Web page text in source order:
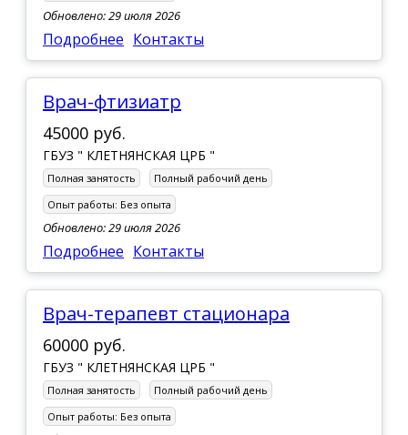
Обновлено: 29 июля 2026
Подробнее Контакты
врач-фтизиатр
45000 руб.
ГБУЗ " КЛЕТНЯНСКАЯ ЦРБ "
Полная занятость
Полный рабочий день
Опыт работы: Без опыта
Обновлено: 29 июля 2026
Подробнее Контакты
Врач-терапевт стационара
60000 руб.
ГБУЗ " КЛЕТНЯНСКАЯ ЦРБ "
Полная занятость
Полный рабочий день
Опыт работы: Без опыта